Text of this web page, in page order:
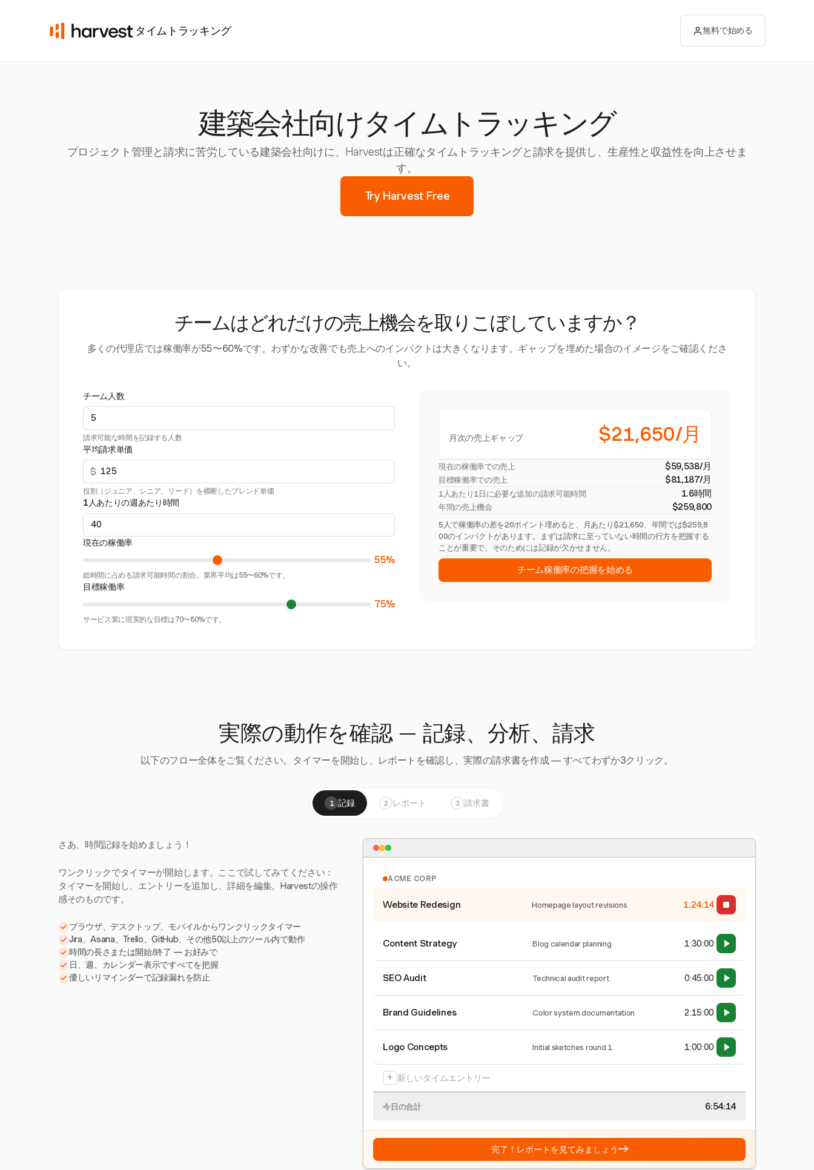
タイムトラッキング 無料で始める
建築会社向けタイムトラッキング
プロジェクト管理と請求に苦労している建築会社向けに、Harvestは正確なタイムトラッキングと請求を提供し、生産性と収益性を向上させま
す。
Try Harvest Free
チームはどれだけの売上機会を取りこぼしていますか？
多くの代理店では稼働率が55〜60%です。わずかな改善でも売上へのインパクトは大きくなります。ギャップを埋めた場合のイメージをご確認くださ
い。
チーム人数
請求可能な時間を記録する人数
平均請求単価
$
役割（ジュニア、シニア、リード）を横断したブレンド単価
1人あたりの週あたり時間
現在の稼働率
55%
総時間に占める請求可能時間の割合。業界平均は55〜60%です。
目標稼働率
75%
サービス業に現実的な目標は70〜80%です。
月次の売上ギャップ $21,650/月
現在の稼働率での売上 $59,538/月
目標稼働率での売上 $81,187/月
1人あたり1日に必要な追加の請求可能時間 1.6時間
年間の売上機会 $259,800
5人で稼働率の差を20ポイント埋めると、月あたり$21,650、年間では$259,8
00のインパクトがあります。まずは請求に至っていない時間の行方を把握する
ことが重要で、そのためには記録が欠かせません。
チーム稼働率の把握を始める
実際の動作を確認 — 記録、分析、請求
以下のフロー全体をご覧ください。タイマーを開始し、レポートを確認し、実際の請求書を作成 — すべてわずか3クリック。
1 記録 2 レポート 3 請求書
さあ、時間記録を始めましょう！
ワンクリックでタイマーが開始します。ここで試してみてください：
タイマーを開始し、エントリーを追加し、詳細を編集。Harvestの操作
感そのものです。
ブラウザ、デスクトップ、モバイルからワンクリックタイマー
Jira、Asana、Trello、GitHub、その他50以上のツール内で動作
時間の長さまたは開始/終了 — お好みで
日、週、カレンダー表示ですべてを把握
優しいリマインダーで記録漏れを防止
ACME CORP
Website Redesign Homepage layout revisions 1:24:15
Content Strategy Blog calendar planning 1:30:00
SEO Audit Technical audit report 0:45:00
Brand Guidelines Color system documentation 2:15:00
Logo Concepts Initial sketches round 1 1:00:00
+ 新しいタイムエントリー
今日の合計 6:54:15
完了！レポートを見てみましょう→